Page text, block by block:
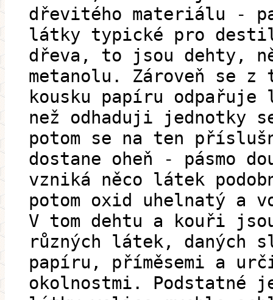
dřevitého materiálu -
látky typické pro
dřeva, to jsou dehty,
metanolu. Zároveň se z
kousku papíru
než odhaduji jednotky
potom se na ten
dostane oheň - pásmo
vzniká něco látek
potom oxid uhelnatý a
V tom dehtu a kouři
různých látek, daných
papíru, příměsemi a
okolnostmi. Podstatné